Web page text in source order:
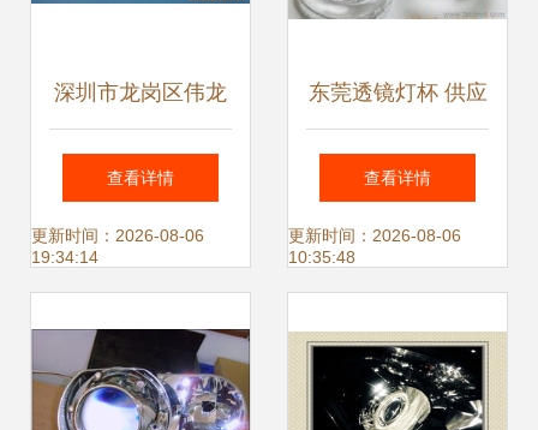
深圳市龙岗区伟龙
发五金塑胶制品厂
: 高品质金属印刷
查看详情
更新时间：2026-08-06
19:34:14
东莞透镜灯杯 供应
信息、批发价格与
优质选品指南
查看详情
更新时间：2026-08-06
10:35:48